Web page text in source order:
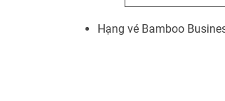
Hạng vé Bamboo